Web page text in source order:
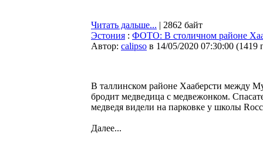
Читать дальше... | 2862 байт
Эстония : ФОТО: В столичном районе
Автор: calipso в 14/05/2020 07:30:00 (1419
В таллинском районе Хааберсти между
бродит медведица с медвежонком.
медведя видели на парковке у школы
Далее...